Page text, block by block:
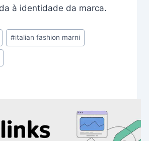
à identidade da marca.
#italian fashion marni